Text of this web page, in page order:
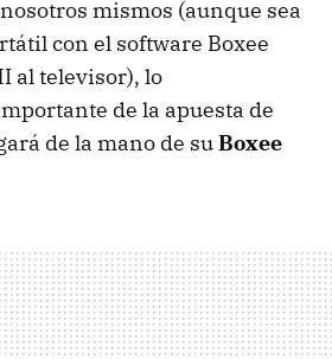
mismos (aunque sea
con el software Boxee
al televisor), lo
de la apuesta de
de la mano de suBoxee